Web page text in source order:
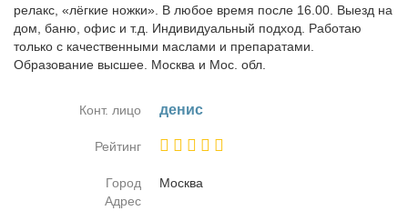
релакс, «лёгкие ножки». В любое время после 16.00. Выезд на
дом, баню, офис и т.д. Индивидуальный подход. Работаю
только с качественными маслами и препаратами.
Образование высшее. Москва и Мос. обл.
Конт. лицо де­нис
Рейтинг
Город
Москва
Адрес